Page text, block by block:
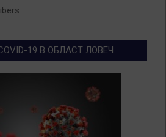
19 В ОБЛАСТ ЛОВЕЧ